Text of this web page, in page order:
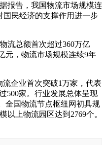
报告，我国物流市场规模连
国民经济的支撑作用进一步
流总额首次超过360万亿
元，物流市场规模连续9年
流企业首次突破1万家，代表
500家。行业发展总体呈现
全国物流节点枢纽网初具规
以上物流园区达到2769个。